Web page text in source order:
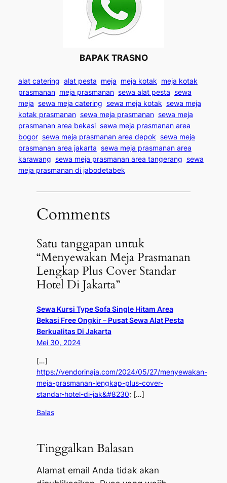
BAPAK TRASNO
alat catering alat pesta meja meja kotak meja kotak
prasmanan meja prasmanan sewa alat pesta sewa
meja sewa meja catering sewa meja kotak sewa meja
kotak prasmanan sewa meja prasmanan sewa meja
prasmanan area bekasi sewa meja prasmanan area
bogor sewa meja prasmanan area depok sewa meja
prasmanan area jakarta sewa meja prasmanan area
karawang sewa meja prasmanan area tangerang sewa
meja prasmanan di jabodetabek
Comments
Satu tanggapan untuk
“Menyewakan Meja Prasmanan
Lengkap Plus Cover Standar
Hotel Di Jakarta”
Sewa Kursi Type Sofa Single Hitam Area
Bekasi Free Ongkir – Pusat Sewa Alat Pesta
Berkualitas Di Jakarta
Mei 30, 2024
[…]
https://vendorinaja.com/2024/05/27/menyewakan-
meja-prasmanan-lengkap-plus-cover-
standar-hotel-di-jak&#8230; […]
Balas
Tinggalkan Balasan
Alamat email Anda tidak akan